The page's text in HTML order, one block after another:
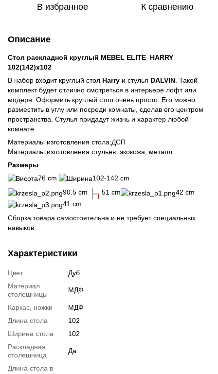
В избранное К сравнению
Описание
Стол раскладной круглый MEBEL ELITE HARRY
102(142)х102
В набор входит круглый стол Harry и стулья DALVIN . Такой
комплект будет отлично смотреться в интерьере лофт или
модерн. Оформить круглый стол очень просто. Его можно
разместить в углу или посреди комнаты, сделав его центром
пространства. Стулья придадут жизнь и характер любой
комнате.
Материалы изготовления стола:ДСП
Материалы изготовления стульев: экокожа, металл.
Размеры:
76 cm
102-142 cm
90.5 cm
51 cm
42 cm
41 cm
Сборка товара самостоятельна и не требует специальных
навыков.
Характеристики
Цвет
Дуб
Материал
столешницы
МДФ
Каркас, ножки
МДФ
Длина стола
102
Ширина стола
102
Раскладная
столешница
Да
Длина стола в